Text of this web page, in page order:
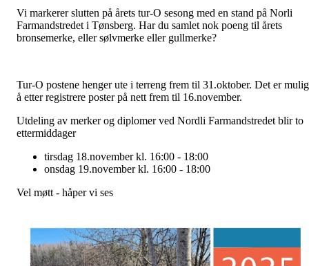
Vi markerer slutten på årets tur-O sesong med en stand på Norli
Farmandstredet i Tønsberg. Har du samlet nok poeng til årets
bronsemerke, eller sølvmerke eller gullmerke?
Tur-O postene henger ute i terreng frem til 31.oktober. Det er mulig
å etter registrere poster på nett frem til 16.november.
Utdeling av merker og diplomer ved Nordli Farmandstredet blir to
ettermiddager
tirsdag 18.november kl. 16:00 - 18:00
onsdag 19.november kl. 16:00 - 18:00
Vel møtt - håper vi ses